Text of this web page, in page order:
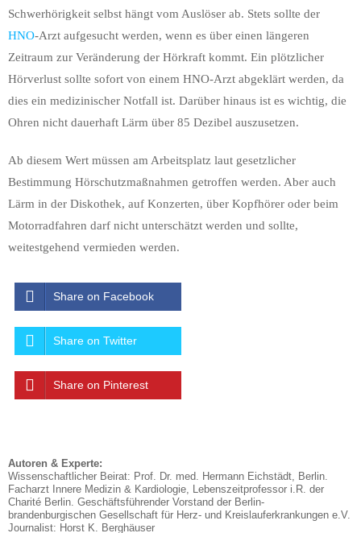
Schwerhörigkeit selbst hängt vom Auslöser ab. Stets sollte der
HNO-Arzt aufgesucht werden, wenn es über einen längeren
Zeitraum zur Veränderung der Hörkraft kommt. Ein plötzlicher
Hörverlust sollte sofort von einem HNO-Arzt abgeklärt werden, da
dies ein medizinischer Notfall ist. Darüber hinaus ist es wichtig, die
Ohren nicht dauerhaft Lärm über 85 Dezibel auszusetzen.
Ab diesem Wert müssen am Arbeitsplatz laut gesetzlicher
Bestimmung Hörschutzmaßnahmen getroffen werden. Aber auch
Lärm in der Diskothek, auf Konzerten, über Kopfhörer oder beim
Motorradfahren darf nicht unterschätzt werden und sollte,
weitestgehend vermieden werden.
Share on Facebook
Share on Twitter
Share on Pinterest
Autoren & Experte:
Wissenschaftlicher Beirat: Prof. Dr. med. Hermann Eichstädt, Berlin.
Facharzt Innere Medizin & Kardiologie, Lebenszeitprofessor i.R. der
Charité Berlin. Geschäftsführender Vorstand der Berlin-
brandenburgischen Gesellschaft für Herz- und Kreislauferkrankungen e.V.
Journalist: Horst K. Berghäuser